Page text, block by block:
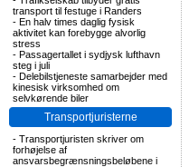
transport til festuge i Randers
- En halv times daglig fysisk
aktivitet kan forebygge alvorlig
stress
- Passagertallet i sydjysk lufthavn
steg i juli
- Delebilstjeneste samarbejder med
kinesisk virksomhed om
selvkørende biler
Transportjuristerne
- Transportjuristen skriver om
forhøjelse af
ansvarsbegrænsningsbeløbene i